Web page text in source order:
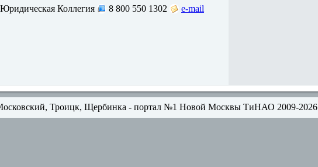
Коллегия 8 800 550 1302 e-mail
Троицк, Щербинка - портал №1 Новой Москвы ТиНАО 2009-2026